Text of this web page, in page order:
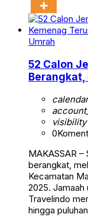
Umrah
52 Calon
Berangkat,
visibility
0
MAKASSAR –
berangkat,
Kecamatan
2025.
Travelindo
hingga